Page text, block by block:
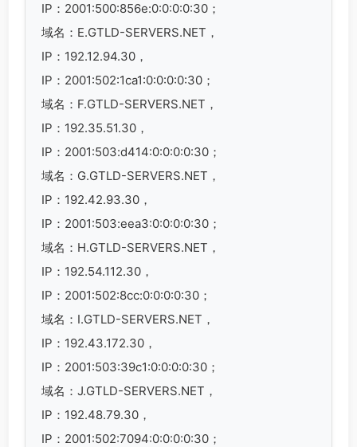
IP：2001:500:856e:0:0:0:0:30；
域名：E.GTLD-SERVERS.NET，
IP：192.12.94.30，
IP：2001:502:1ca1:0:0:0:0:30；
域名：F.GTLD-SERVERS.NET，
IP：192.35.51.30，
IP：2001:503:d414:0:0:0:0:30；
域名：G.GTLD-SERVERS.NET，
IP：192.42.93.30，
IP：2001:503:eea3:0:0:0:0:30；
域名：H.GTLD-SERVERS.NET，
IP：192.54.112.30，
IP：2001:502:8cc:0:0:0:0:30；
域名：I.GTLD-SERVERS.NET，
IP：192.43.172.30，
IP：2001:503:39c1:0:0:0:0:30；
域名：J.GTLD-SERVERS.NET，
IP：192.48.79.30，
IP：2001:502:7094:0:0:0:0:30；